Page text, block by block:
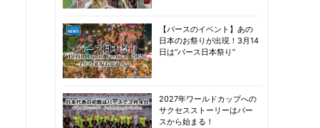
【パースのイベント】あの
日本のお祭りが出現！3月14
日は“パース日本祭り”
2027年ワールドカップへの
サクセスストーリーはパー
スから始まる！